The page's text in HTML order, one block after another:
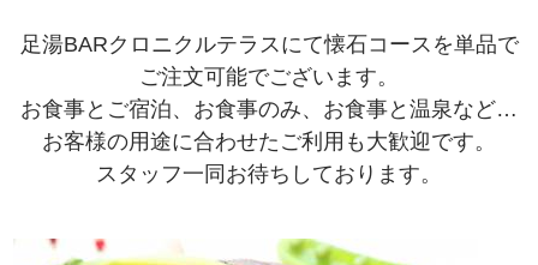
足湯BARクロニクルテラスにて懐石コースを単品で
ご注文可能でございます。
お食事とご宿泊、お食事のみ、お食事と温泉など…
お客様の用途に合わせたご利用も大歓迎です。
スタッフ一同お待ちしております。